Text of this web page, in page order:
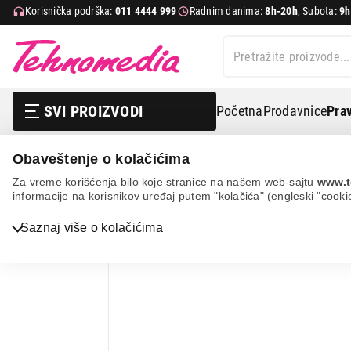
Obaveštenje o kolačićima
Za vreme korišćenja bilo koje stranice na našem web-sajtu
informacije na korisnikov uređaj putem "kolačića" (engleski
Saznaj više o kolačićima
Korisnička podrška: 011 4444 999 Radnim danima:8h-20h, Subota:
SVI PROIZVODI PočetnaProdavnice
Bela tehnika
Bela tehnika Aspiratori